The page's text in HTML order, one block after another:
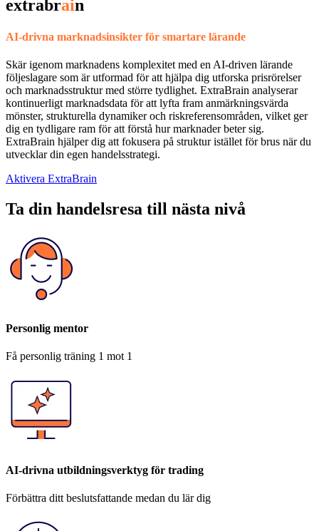
extrabrain
AI-drivna marknadsinsikter för smartare lärande
Skär igenom marknadens komplexitet med en AI-driven lärande
följeslagare som är utformad för att hjälpa dig utforska prisrörelser
och marknadsstruktur med större tydlighet. ExtraBrain analyserar
kontinuerligt marknadsdata för att lyfta fram anmärkningsvärda
mönster, strukturella dynamiker och riskreferensområden, vilket ger
dig en tydligare ram för att förstå hur marknader beter sig.
ExtraBrain hjälper dig att fokusera på struktur istället för brus när du
utvecklar din egen handelsstrategi.
Aktivera ExtraBrain
Ta din handelsresa till nästa nivå
Personlig mentor
Få personlig träning 1 mot 1
AI-drivna utbildningsverktyg för trading
Förbättra ditt beslutsfattande medan du lär dig